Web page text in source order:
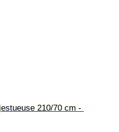
210/70 cm -